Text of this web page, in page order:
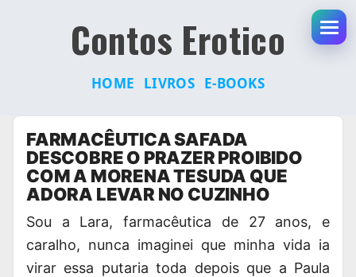
Contos Erotico
HOME LIVROS E-BOOKS
Pular
para
conteúdo
FARMACÊUTICA SAFADA
DESCOBRE O PRAZER PROIBIDO
COM A MORENA TESUDA QUE
ADORA LEVAR NO CUZINHO
Sou a Lara, farmacêutica de 27 anos, e
caralho, nunca imaginei que minha vida ia
virar essa putaria toda depois que a Paula